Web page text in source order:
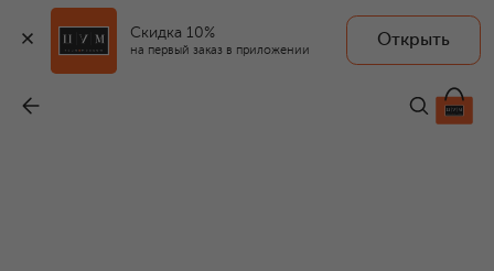
Скидка 10%
на первый заказ в приложении
Открыть
26 000 ₽